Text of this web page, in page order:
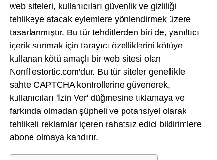
web siteleri, kullanıcıları güvenlik ve gizliliği
tehlikeye atacak eylemlere yönlendirmek üzere
tasarlanmıştır. Bu tür tehditlerden biri de, yanıltıcı
içerik sunmak için tarayıcı özelliklerini kötüye
kullanan kötü amaçlı bir web sitesi olan
Nonfliestortic.com'dur. Bu tür siteler genellikle
sahte CAPTCHA kontrollerine güvenerek,
kullanıcıları 'İzin Ver' düğmesine tıklamaya ve
farkında olmadan şüpheli ve potansiyel olarak
tehlikeli reklamlar içeren rahatsız edici bildirimlere
abone olmaya kandırır.